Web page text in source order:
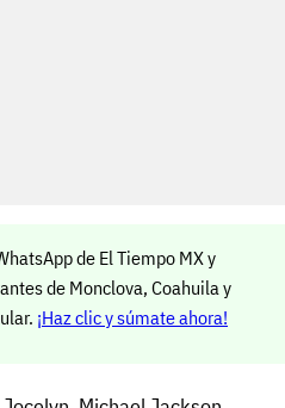
de El Tiempo MX y
de Monclova, Coahuila y
¡Haz clic y súmate ahora!